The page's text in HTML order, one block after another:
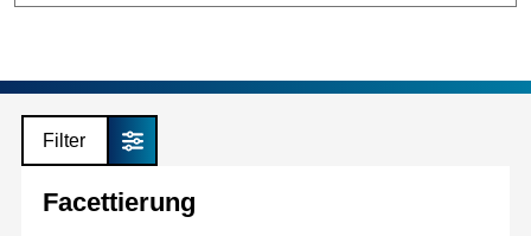
Filter
Facettierung